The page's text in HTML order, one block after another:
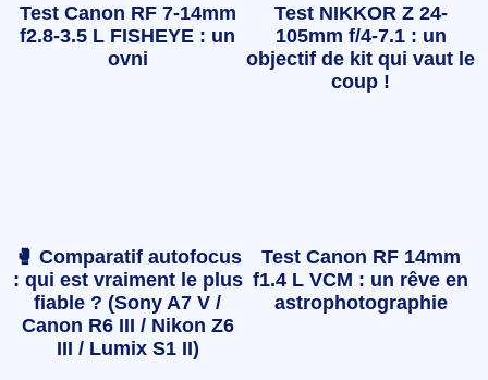
Test Canon RF 7-14mm
f2.8-3.5 L FISHEYE : un
ovni
Test NIKKOR Z 24-
105mm f/4-7.1 : un
objectif de kit qui vaut le
coup !
🥊 Comparatif autofocus
: qui est vraiment le plus
fiable ? (Sony A7 V /
Canon R6 III / Nikon Z6
III / Lumix S1 II)
Test Canon RF 14mm
f1.4 L VCM : un rêve en
astrophotographie